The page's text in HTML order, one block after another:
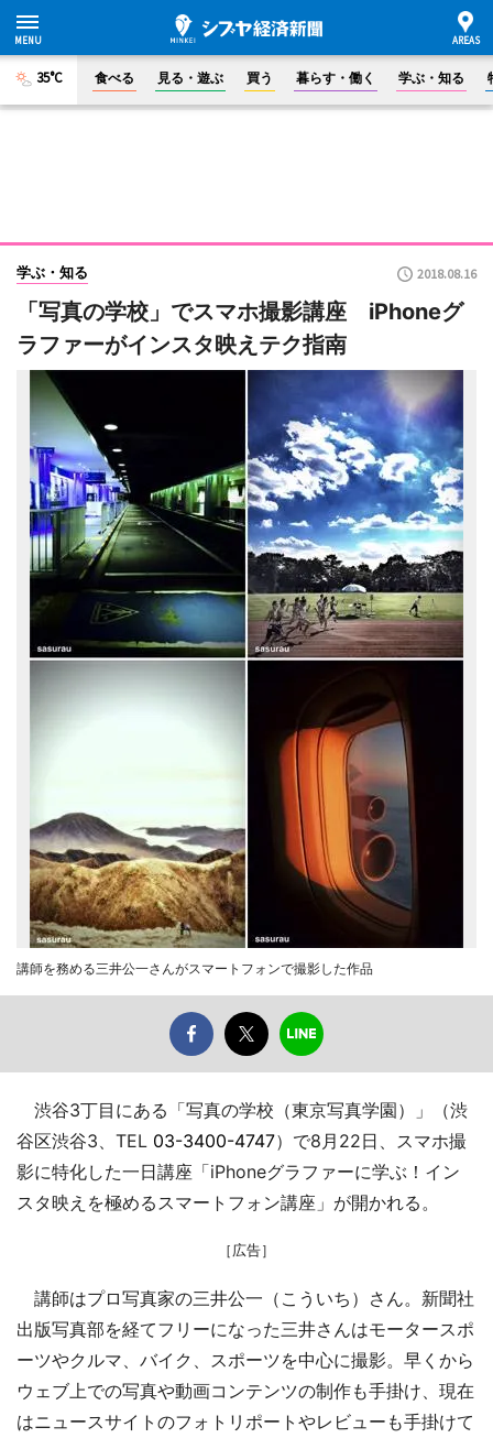
35°C 食べる 見る・遊ぶ 買う 暮らす・働く 学ぶ・知る
学ぶ・知る 2018.08.16
「写真の学校」でスマホ撮影講座 iPhoneグ
ラファーがインスタ映えテク指南
講師を務める三井公一さんがスマートフォンで撮影した作品
渋谷3丁目にある「写真の学校（東京写真学園）」（渋
谷区渋谷3、TEL 03-3400-4747）で8月22日、スマホ撮
影に特化した一日講座「iPhoneグラファーに学ぶ！イン
スタ映えを極めるスマートフォン講座」が開かれる。
［広告］
講師はプロ写真家の三井公一（こういち）さん。新聞社
出版写真部を経てフリーになった三井さんはモータースポ
ーツやクルマ、バイク、スポーツを中心に撮影。早くから
ウェブ上での写真や動画コンテンツの制作も手掛け、現在
はニュースサイトのフォトリポートやレビューも手掛けて